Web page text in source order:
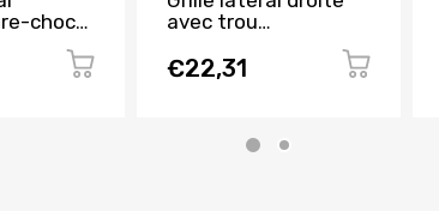
chocs
à
avec trou
antibrouillard pare-
chocs avant pour
SEAT IBIZA de 2008
€22,31